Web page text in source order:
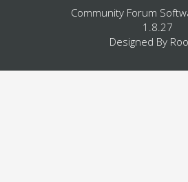
Community Forum
1.8.27
Designed By